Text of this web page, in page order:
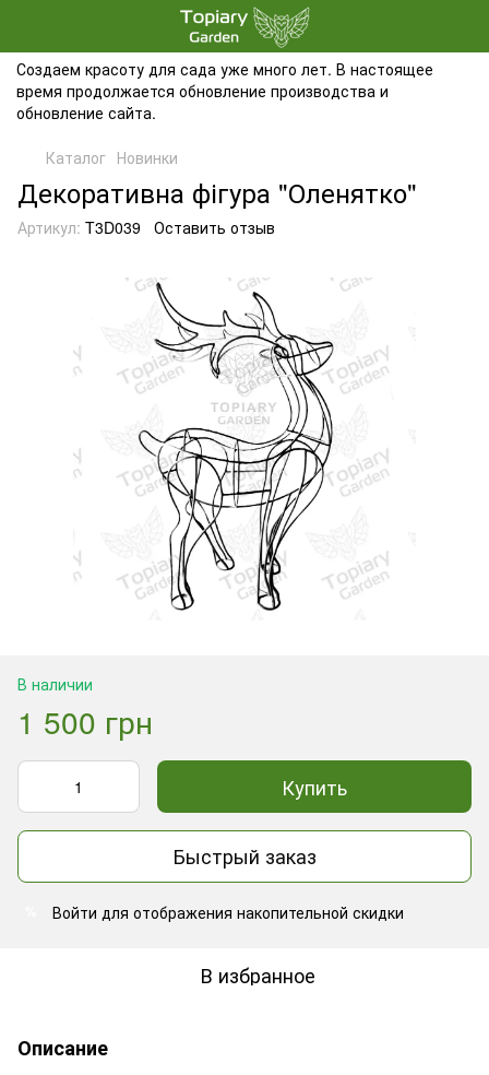
Создаем красоту для сада уже много лет. В настоящее
время продолжается обновление производства и
обновление сайта.
Каталог Новинки
Декоративна фігура "Оленятко"
Артикул: T3D039 Оставить отзыв
В наличии
1 500 грн
Купить
Быстрый заказ
Войти для отображения накопительной скидки
В избранное
Описание